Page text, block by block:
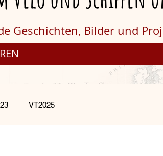
Geschichten, Bilder und
VT2025